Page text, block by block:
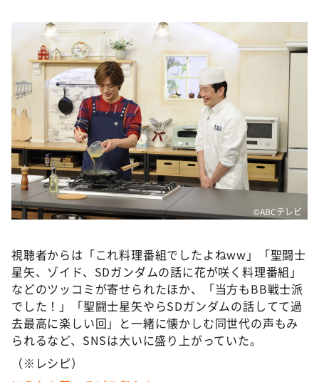
©ABCテレビ
視聴者からは「これ料理番組でしたよねww」「聖闘士
星矢、ゾイド、SDガンダムの話に花が咲く料理番組」
などのツッコミが寄せられたほか、「当方もBB戦士派
でした！」「聖闘士星矢やらSDガンダムの話してて過
去最高に楽しい回」と一緒に懐かしむ同世代の声もみ
られるなど、SNSは大いに盛り上がっていた。
（※レシピ）